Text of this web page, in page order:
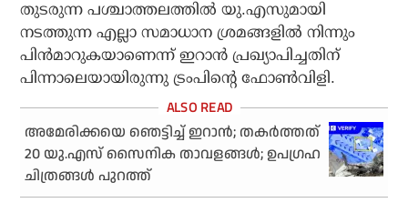
തുടരുന്ന പശ്ചാത്തലത്തില്‍ യു.എസുമായി
നടത്തുന്ന എല്ലാ സമാധാന ശ്രമങ്ങളില്‍ നിന്നും
പിന്‍മാറുകയാണെന്ന് ഇറാന്‍ പ്രഖ്യാപിച്ചതിന്
പിന്നാലെയായിരുന്നു ട്രംപിന്റെ ഫോണ്‍വിളി.
അമേരിക്കയെ ഞെട്ടിച്ച് ഇറാന്‍; തകര്‍ത്തത്
20 യു.എസ് സൈനിക താവളങ്ങള്‍; ഉപഗ്രഹ
ചിത്രങ്ങള്‍ പുറത്ത്